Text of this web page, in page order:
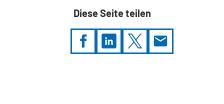
Diese Seite teilen